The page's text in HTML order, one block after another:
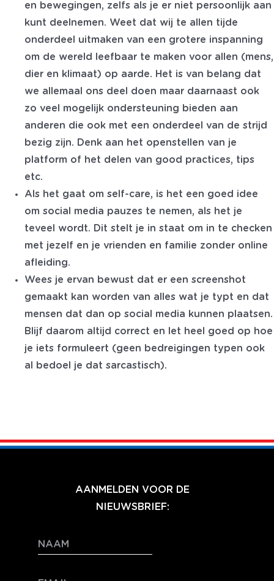
en bewegingen, zelfs als je er niet persoonlijk aan
kunt deelnemen. Weet dat wij te allen tijde
onderdeel uitmaken van een grotere inspanning
om de wereld leefbaar te maken voor allen (mens,
dier en klimaat) op aarde. Het is van belang dat
we allemaal ons deel doen maar daarnaast ook
zo veel mogelijk ondersteuning bieden aan
anderen die ook met een onderdeel van de strijd
bezig zijn. Denk aan het openstellen van je
platform of het delen van good practices, tips
etc.
Als het gaat om self-care, is het een goed idee
om social media pauzes te nemen, als het je
teveel wordt. Dit stelt je in staat om in te checken
met jezelf en je vrienden en familie zonder online
afleiding.
Wees je ervan bewust dat er een screenshot
gemaakt kan worden van alles wat je typt en dat
mensen dat dan op social media kunnen plaatsen.
Blijf daarom altijd correct en let heel goed op hoe
je iets formuleert (geen bedreigingen typen ook
al bedoel je dat sarcastisch).
AANMELDEN VOOR DE
NIEUWSBRIEF: